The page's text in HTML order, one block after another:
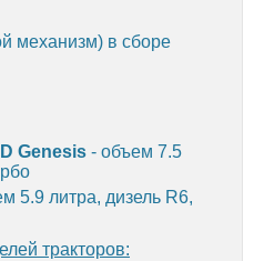
механизм) в сборе
Genesis - объем 7.5
5.9 литра, дизель R6,
тракторов: